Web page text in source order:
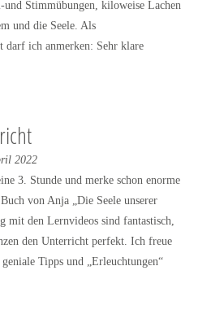
Stimmübungen, kiloweise Lachen
und die Seele. Als
darf ich anmerken: Sehr klare
2022
3. Stunde und merke schon enorme
von Anja „Die Seele unserer
mit den Lernvideos sind fantastisch,
den Unterricht perfekt. Ich freue
Tipps und „Erleuchtungen“